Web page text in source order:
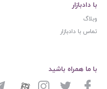
با دادبازار
وبلاگ
تماس با دادبازار
با ما همراه باشید